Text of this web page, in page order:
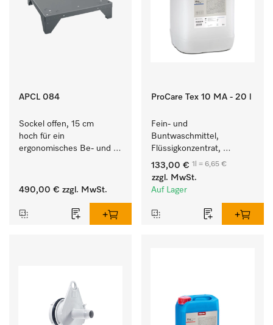
APCL 084
Sockel offen, 15 cm
hoch für ein
ergonomisches Be- und
Trockner.
490,00 € zzgl. MwSt.
ProCare Tex 10 MA - 20 l
Fein- und
Buntwaschmittel,
Flüssigkonzentrat,
mildalkalisch, 20 l zur
Reinigung von
Buntwäsche und
133,00 € 1l = 6,65 €
zzgl. MwSt.
Auf Lager